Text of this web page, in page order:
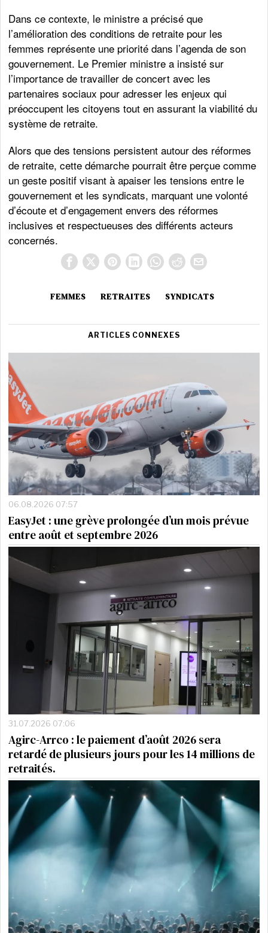
Dans ce contexte, le ministre a précisé que
l’amélioration des conditions de retraite pour les
femmes représente une priorité dans l’agenda de son
gouvernement. Le Premier ministre a insisté sur
l’importance de travailler de concert avec les
partenaires sociaux pour adresser les enjeux qui
préoccupent les citoyens tout en assurant la viabilité du
système de retraite.
Alors que des tensions persistent autour des réformes
de retraite, cette démarche pourrait être perçue comme
un geste positif visant à apaiser les tensions entre le
gouvernement et les syndicats, marquant une volonté
d’écoute et d’engagement envers des réformes
inclusives et respectueuses des différents acteurs
concernés.
FEMMES RETRAITES SYNDICATS
ARTICLES CONNEXES
06.08.2026 07:57
EasyJet : une grève prolongée d’un mois prévue
entre août et septembre 2026
31.07.2026 07:06
Agirc-Arrco : le paiement d’août 2026 sera
retardé de plusieurs jours pour les 14 millions de
retraités.